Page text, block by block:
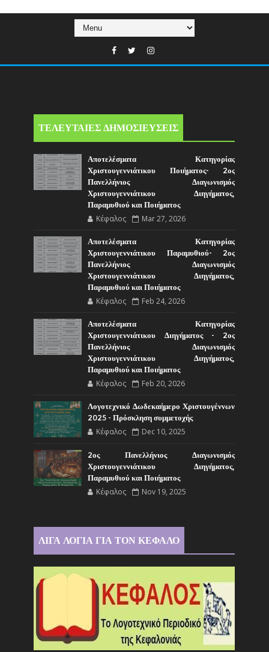
ΤΕΛΕΥΤΑΙΕΣ ΔΗΜΟΣΙΕΥΣΕΙΣ
Αποτελέσματα Κατηγορίας
Χριστουγεννιάτικου Ποιήματος- 2ος
Πανελλήνιος Διαγωνισμός
Χριστουγεννιάτικου Διηγήματος,
Παραμυθιού και Ποιήματος
Κέφαλος Mar 27, 2026
Αποτελέσματα Κατηγορίας
Χριστουγεννιάτικου Παραμυθιού- 2ος
Πανελλήνιος Διαγωνισμός
Χριστουγεννιάτικου Διηγήματος,
Παραμυθιού και Ποιήματος
Κέφαλος Feb 24, 2026
Αποτελέσματα Κατηγορίας
Χριστουγεννιάτικου Διηγήματος - 2ος
Πανελλήνιος Διαγωνισμός
Χριστουγεννιάτικου Διηγήματος,
Παραμυθιού και Ποιήματος
Κέφαλος Feb 20, 2026
Λογοτεχνικό Δωδεκαήμερο Χριστουγέννων
2025 - Πρόσκληση συμμετοχής
Κέφαλος Dec 10, 2025
2ος Πανελλήνιος Διαγωνισμός
Χριστουγεννιάτικου Διηγήματος,
Παραμυθιού και Ποιήματος
Κέφαλος Nov 19, 2025
ΛΙΓΑ ΛΟΓΙΑ ΓΙΑ ΤΟΝ ΚΕΦΑΛΟ